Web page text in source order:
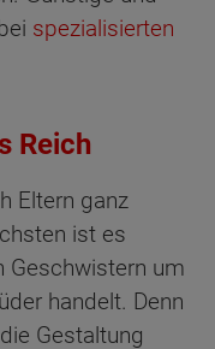
spezialisierten
Reich
Eltern ganz
ist es
Geschwistern um
handelt. Denn
Gestaltung